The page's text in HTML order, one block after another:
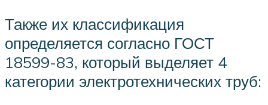
Также их классификация
определяется согласно ГОСТ
18599-83, который выделяет 4
категории электротехнических труб: